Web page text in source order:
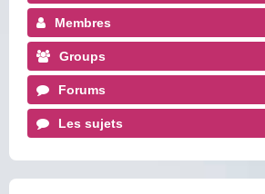
Membres
Groups
Forums
Les sujets